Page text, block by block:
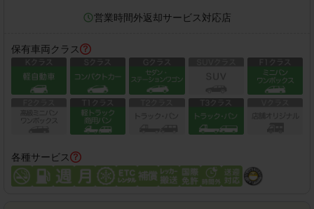
営業時間外返却サービス対応店
保有車両クラス
各種サービス